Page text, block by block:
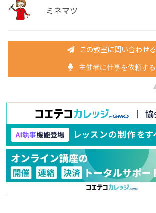
ミネマツ
この教室に問い合わせる
主催者に仕事を依頼する